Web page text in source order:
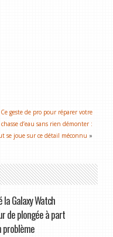
Ce geste de pro pour réparer votre
chasse d’eau sans rien démonter :
se joue sur ce détail méconnu »
Galaxy Watch
de plongée à part
problème